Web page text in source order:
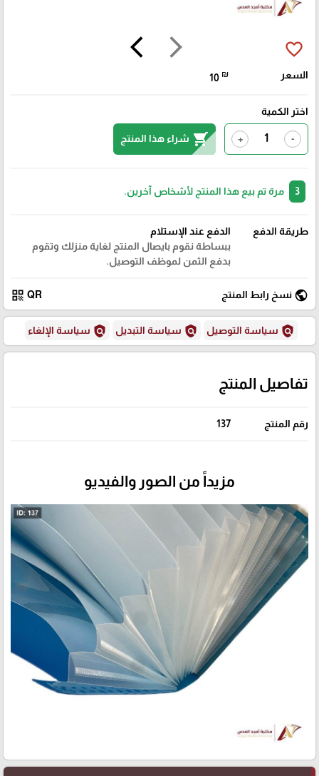
arrow_forward_ios
arrow_back_ios favorite_border
السعر 10 ₪
اختر الكمية
-
+
shopping_cart شراء هذا المنتج
مرة تم بيع هذا المنتج لأشخاص آخرين.
طريقة الدفع
الدفع عند الإستلام
ببساطة نقوم بايصال المنتج لغاية منزلك وتقوم
بدفع الثمن لموظف التوصيل.
public نسخ رابط المنتج QR
qr_code
policy سياسة التوصيل policy سياسة التبديل policy سياسة الإلغاء
تفاصيل المنتج
رقم المنتج 137
مزيداً من الصور والفيديو